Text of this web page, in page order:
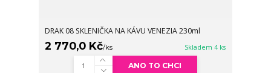
DRAK 08 SKLENIČKA NA KÁVU VENEZIA 230ml
2 770,0 Kč/ks Skladem 4 ks
ANO TO CHCI